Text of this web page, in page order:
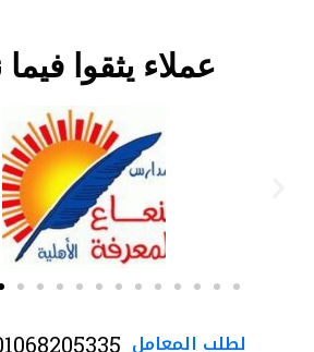
عملاء يثقوا
لطلب المعامل 1068205335